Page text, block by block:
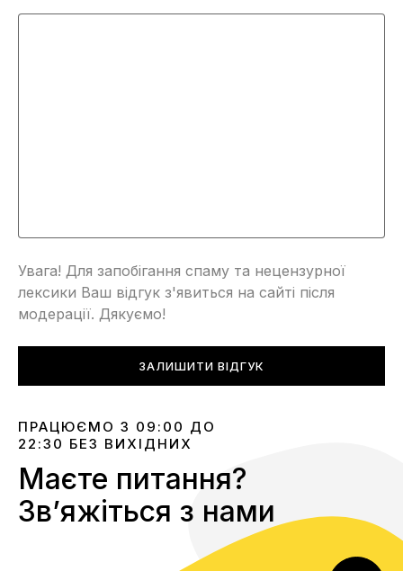
Увага! Для запобігання спаму та нецензурної
лексики Ваш відгук з'явиться на сайті після
модерації. Дякуємо!
ЗАЛИШИТИ ВІДГУК
ПРАЦЮЄМО З 09:00 ДО
22:30 БЕЗ ВИХІДНИХ
Маєте питання?
Звʼяжіться з нами